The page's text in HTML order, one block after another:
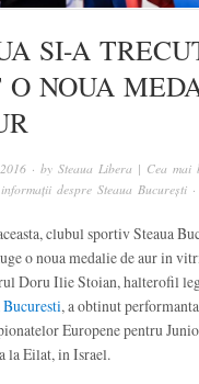
SI-A
O NOUA
· by Steaua Libera | Cea mai
despre Steaua București
clubul sportiv Steaua
o noua medalie de aur in
Doru Ilie Stoian, halterofil
Bucuresti, a obtinut
Europene pentru
la Eilat, in Israel.